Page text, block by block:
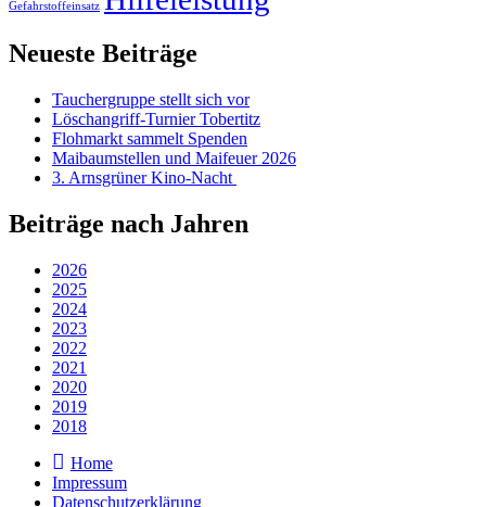
Gefahrstoffeinsatz
Neueste Beiträge
Tauchergruppe stellt sich vor
Löschangriff-Turnier Tobertitz
Flohmarkt sammelt Spenden
Maibaumstellen und Maifeuer 2026
3. Arnsgrüner Kino-Nacht
Beiträge nach Jahren
2026
2025
2024
2023
2022
2021
2020
2019
2018
Home
Impressum
Datenschutzerklärung